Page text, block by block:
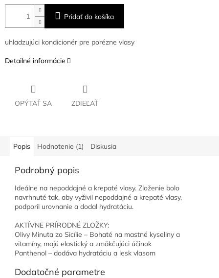
Pridať do košíka
uhladzujúci kondicionér pre porézne vlasy
Detailné informácie
OPÝTAŤ SA ZDIEĽAŤ
Popis Hodnotenie (1) Diskusia
Podrobný popis
Ideálne na nepoddajné a krepaté vlasy. Zloženie bolo
navrhnuté tak, aby vyživil nepoddajné a krepaté vlasy,
podporil urovnanie a dodal hydratáciu.
AKTÍVNE PRÍRODNÉ ZLOŽKY:
Olivy Minuta zo Sicílie – Bohaté na mastné kyseliny a
vitamíny, majú elastický a zmäkčujúci účinok
Panthenol – dodáva hydratáciu a lesk vlasom
Dodatočné parametre